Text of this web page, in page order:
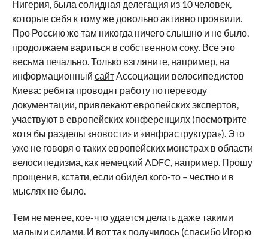
Нигерия, была солидная делегация из 10 человек,
которые себя к тому же довольно активно проявили.
Про Россию же там никогда ничего слышно и не было,
продолжаем вариться в собственном соку. Все это
весьма печально. Только взгляните, например, на
информационный сайтАссоциации велосипедистов
Киева: ребята проводят работу по переводу
документации, привлекают европейских экспертов,
участвуют в европейских конференциях (посмотрите
хотя бы разделы «новости» и «инфраструктура»). Это
уже не говоря о таких европейских монстрах в области
велосипедизма, как немецкий ADFC, например. Прошу
прощения, кстати, если обидел кого-то – честно и в
мыслях не было.
Тем не менее, кое-что удается делать даже такими
малыми силами. И вот так получилось (спасибо Игорю